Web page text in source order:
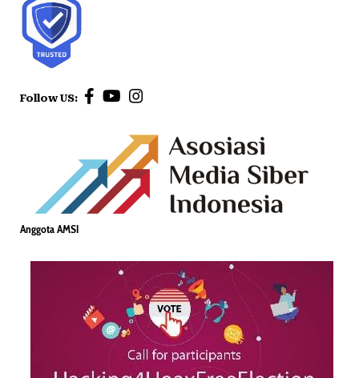
Follow US:
Anggota AMSI